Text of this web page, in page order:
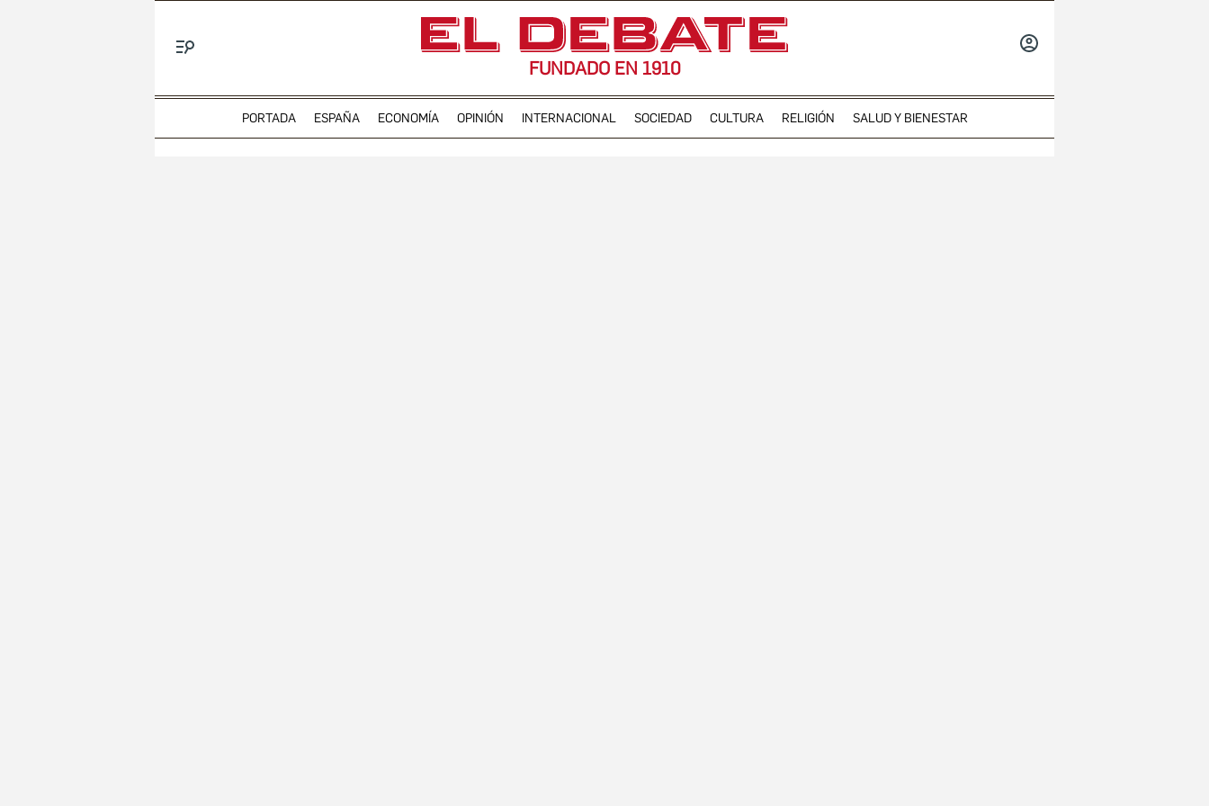
FUNDADO EN 1910
PORTADA ESPAÑA ECONOMÍA OPINIÓN INTERNACIONAL SOCIEDAD CULTURA RELIGIÓN SALUD Y BIENESTAR